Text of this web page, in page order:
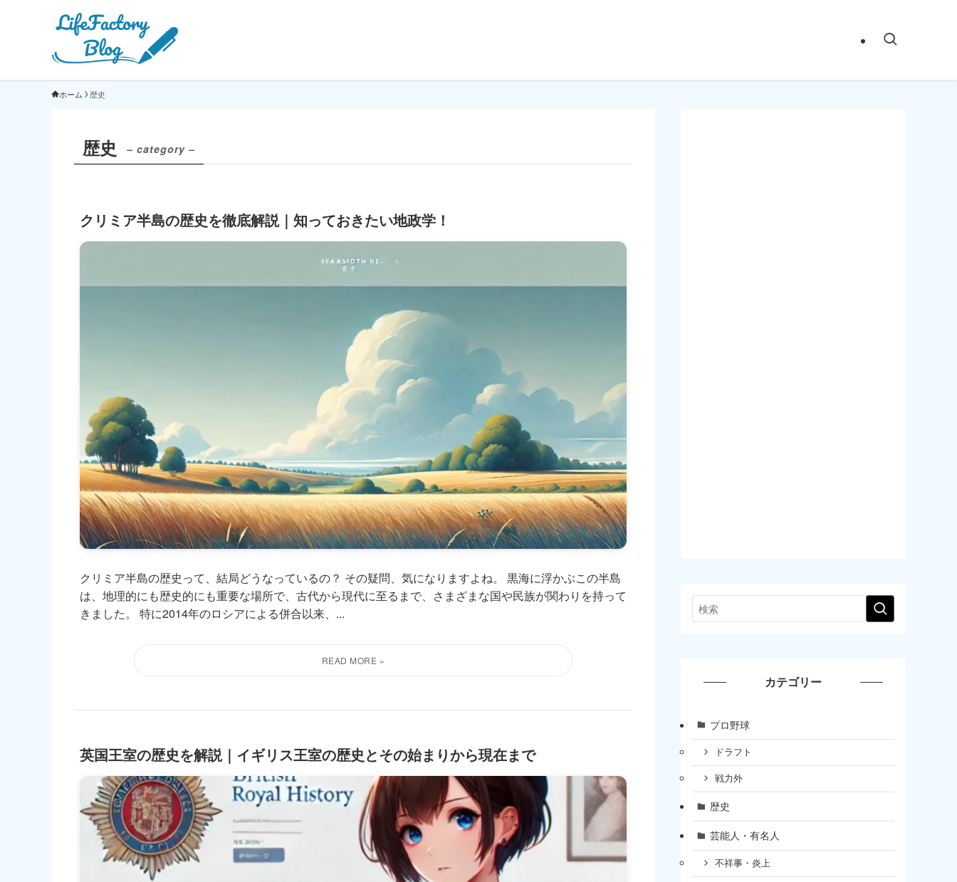
ホーム 歴史
歴史 – category –
クリミア半島の歴史を徹底解説｜知っておきたい地政学！
クリミア半島の歴史って、結局どうなっているの？ その疑問、気になりますよね。 黒海に浮かぶこの半島
は、地理的にも歴史的にも重要な場所で、古代から現代に至るまで、さまざまな国や民族が関わりを持って
きました。 特に2014年のロシアによる併合以来、...
英国王室の歴史を解説｜イギリス王室の歴史とその始まりから現在まで
カテゴリー
プロ野球
ドラフト
戦力外
歴史
芸能人・有名人
不祥事・炎上